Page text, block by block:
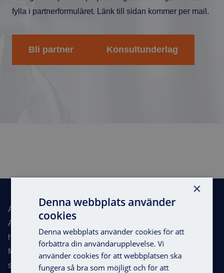
fylla i partnerformuläret. Länk till sidan kommer per mail.
Bli partner Konsultunderlag
Axema – Total Access
Axema utvecklar passersystem för flerbostadshus, kontor,
handel, industrifastigheter, offentliga lokaler, skolor och
förskolor. Med över 30 år i branschen har vi etablerat oss
som en av Skandinaviens ledande experter inom vårt
×
Denna webbplats använder
cookies
Denna webbplats använder cookies för att
förbättra din användarupplevelse. Vi
använder cookies för att webbplatsen ska
fungera så bra som möjligt och för att